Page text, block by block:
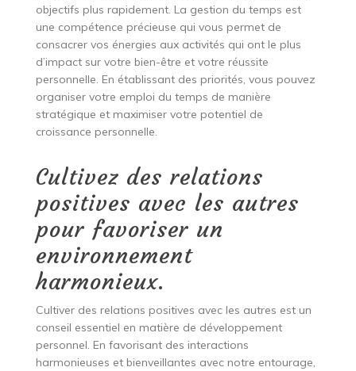
objectifs plus rapidement. La gestion du temps est
une compétence précieuse qui vous permet de
consacrer vos énergies aux activités qui ont le plus
d’impact sur votre bien-être et votre réussite
personnelle. En établissant des priorités, vous pouvez
organiser votre emploi du temps de manière
stratégique et maximiser votre potentiel de
croissance personnelle.
Cultivez des relations
positives avec les autres
pour favoriser un
environnement
harmonieux.
Cultiver des relations positives avec les autres est un
conseil essentiel en matière de développement
personnel. En favorisant des interactions
harmonieuses et bienveillantes avec notre entourage,